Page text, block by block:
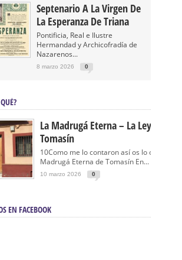
Septenario A La Virgen De
La Esperanza De Triana
Pontificia, Real e Ilustre
Hermandad y Archicofradía de
Nazarenos...
8 marzo 2026 0
La Madrugá Eterna – La Leyenda De
Tomasín
10Como me lo contaron así os lo cuento… La
Madrugá Eterna de Tomasín En...
10 marzo 2026 0
EN FACEBOOK